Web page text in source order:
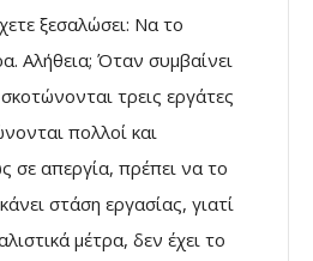
ξεσαλώσει: Να το
Αλήθεια; Όταν συμβαίνει
τρεις εργάτες
πολλοί και
σε απεργία, πρέπει να το
στάση εργασίας, γιατί
μέτρα, δεν έχει το